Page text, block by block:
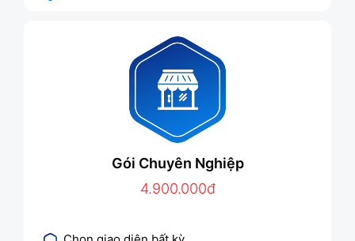
Gói Chuyên Nghiệp
4.900.000đ